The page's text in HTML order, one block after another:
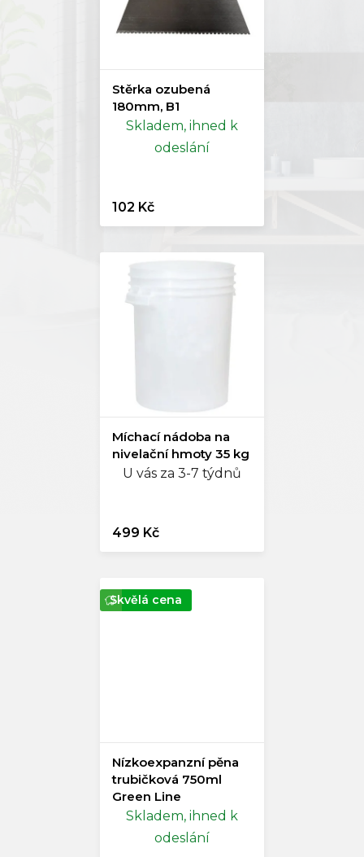
Stěrka ozubená
180mm, B1
Skladem, ihned k
odeslání
102 Kč
Míchací nádoba na
nivelační hmoty 35 kg
U vás za 3-7 týdnů
499 Kč
Skvělá cena
Nízkoexpanzní pěna
trubičková 750ml
Green Line
Skladem, ihned k
odeslání